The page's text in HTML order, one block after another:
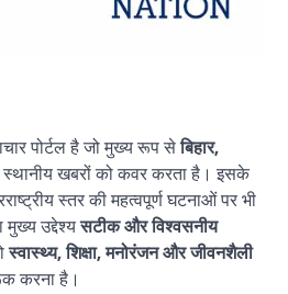
पोर्टल है जो मुख्य रूप सेबिहार,
खबरों को कवर करता है। इसके
स्तर की महत्वपूर्ण घटनाओं पर भी
मुख्य उद्देश्यसटीक और विश्वसनीय
स्वास्थ्य, शिक्षा, मनोरंजन और जीवनशैली
करना है।